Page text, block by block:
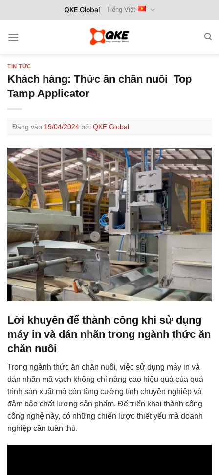
qua
dung
QKE Global Tiếng Việt
TIN TỨC
Khách hàng: Thức ăn chăn nuôi_Top
Tamp Applicator
Đăng vào 19/04/2024 bởi QKE Global
Lời khuyên để thành công khi sử dụng
máy in và dán nhãn trong ngành thức ăn
chăn nuôi
Trong ngành thức ăn chăn nuôi, việc sử dụng máy in và
dán nhãn mã vạch không chỉ nâng cao hiệu quả của quá
trình sản xuất mà còn tăng cường tính chuyên nghiệp và
đảm bảo chất lượng sản phẩm. Để triển khai thành công
công nghệ này, có những chiến lược thiết yếu mà doanh
nghiệp cần tuân thủ.